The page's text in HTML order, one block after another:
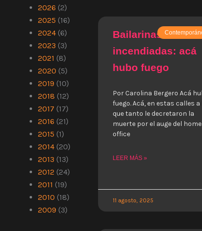
2026 (2)
2025 (16)
2024 (6)
2023 (3)
2021 (8)
2020 (5)
2019 (10)
2018 (12)
2017 (17)
2016 (21)
2015 (1)
2014 (20)
2013 (13)
2012 (24)
2011 (19)
2010 (18)
2009 (3)
Bailarinas
incendiadas: acá
hubo fuego
Por Carolina Bergero Acá
fuego. Acá, en estas calles a
que tanto le decretaron la
muerte por el auge del home
office
LEER MÁS »
11 agosto, 2025